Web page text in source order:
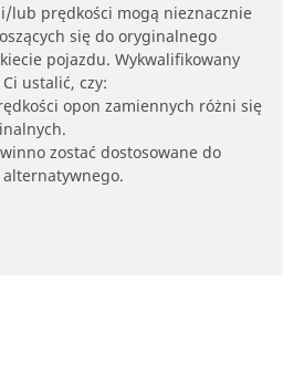
lub prędkości mogą nieznacznie
się do oryginalnego
pojazdu. Wykwalifikowany
ustalić, czy:
opon zamiennych różni się
zostać dostosowane do